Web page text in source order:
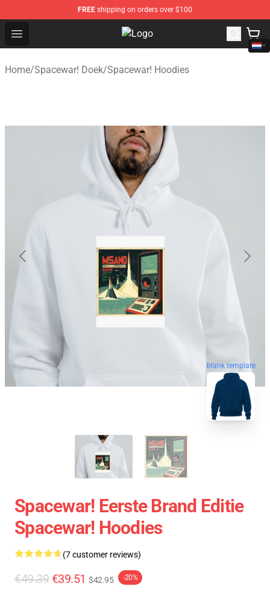
FREE shipping on orders over $100
Open menu Spacewar! Shop - Official
Home/Spacewar! Doek/Spacewar! Hoodies
blank template
Spacewar! Eerste Brand Editie
Spacewar! Hoodies
(7 customer reviews)
€49.39 €39.51 $42.95 -20%